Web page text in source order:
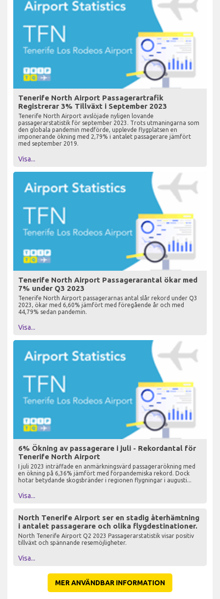
Tenerife North Airport Passagerartrafik
Registrerar 3% Tillväxt i September 2023
Tenerife North Airport avslöjade nyligen lovande
passagerarstatistik för september 2023. Trots utmaningarna som
den globala pandemin medförde, upplevde flygplatsen en
imponerande ökning med 2,79% i antalet passagerare jämfört
med september 2019.
Visa...
Tenerife North Airport Passagerarantal ökar med
7% under Q3 2023
Tenerife North Airport passagerarnas antal slår rekord under Q3
2023, ökar med 6,60% jämfört med föregående år och med
44,79% sedan pandemin.
Visa...
6% Ökning av passagerare i juli - Rekordantal för
Tenerife North Airport
I juli 2023 inträffade en anmärkningsvärd passagerarökning med
en ökning på 6,36% jämfört med förpandemiska rekord. Dock
hotar betydande skogsbränder i regionen flygningar i augusti...
Visa...